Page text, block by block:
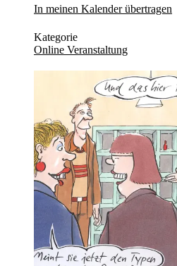
In meinen Kalender übertragen
Kategorie
Online Veranstaltung